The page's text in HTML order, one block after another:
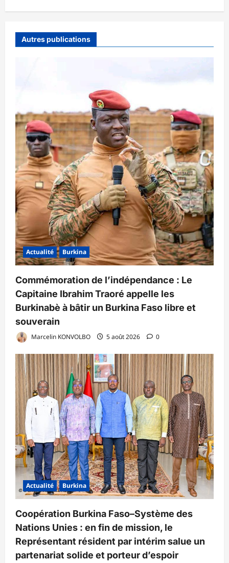
Autres publications
Actualité Burkina
Commémoration de l’indépendance : Le
Capitaine Ibrahim Traoré appelle les
Burkinabè à bâtir un Burkina Faso libre et
souverain
Marcelin KONVOLBO 5 août 2026 0
Actualité Burkina
Coopération Burkina Faso–Système des
Nations Unies : en fin de mission, le
Représentant résident par intérim salue un
partenariat solide et porteur d’espoir